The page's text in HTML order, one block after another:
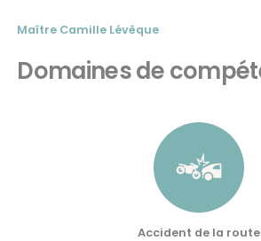
Maître Camille Lévêque
Domaines de
Accident de la route